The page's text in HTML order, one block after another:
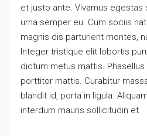
et justo ante. Vivamus egestas
urna semper eu. Cum sociis
magnis dis parturient montes,
Integer tristique elit lobortis
dictum metus mattis.
porttitor mattis. Curabitur
blandit id, porta in ligula.
interdum mauris sollicitudin et.